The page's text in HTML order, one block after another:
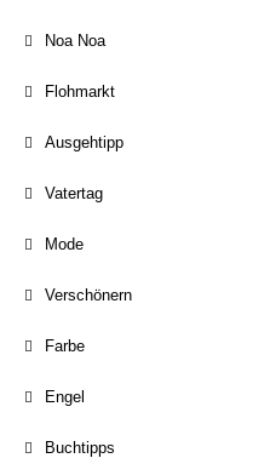
Noa Noa
Flohmarkt
Ausgehtipp
Vatertag
Mode
Verschönern
Farbe
Engel
Buchtipps